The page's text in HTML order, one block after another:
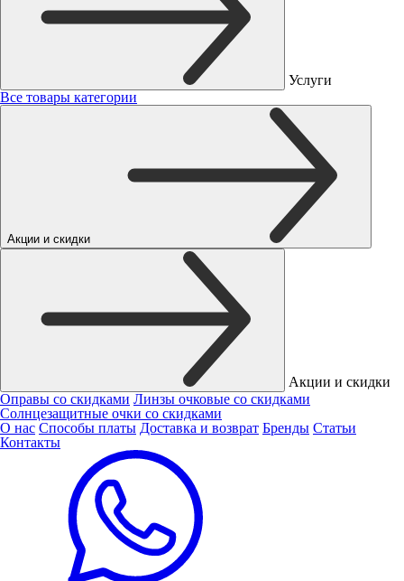
Услуги
Все товары категории
Акции и скидки
Акции и скидки
Оправы со скидками Линзы очковые со скидками
Солнцезащитные очки со скидками
О нас Способы платы Доставка и возврат Бренды Статьи
Контакты